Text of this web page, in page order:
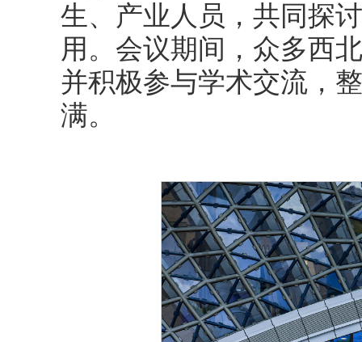
生、产业人员，共同探
用。会议期间，众多西
并积极参与学术交流，
满。